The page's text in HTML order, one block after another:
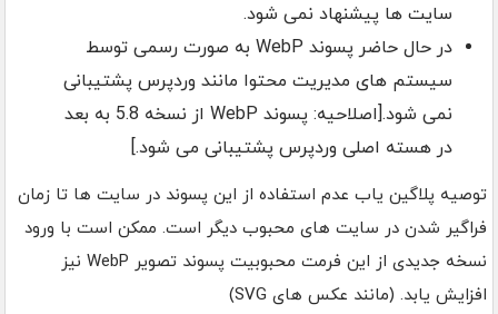
سایت ها پیشنهاد نمی شود.
در حال حاضر پسوند WebP به صورت رسمی توسط
سیستم های مدیریت محتوا مانند وردپرس پشتیبانی
نمی شود.[اصلاحیه: پسوند WebP از نسخه 5.8 به بعد
در هسته اصلی وردپرس پشتیبانی می شود.]
توصیه پلاگین یاب عدم استفاده از این پسوند در سایت ها تا زمان
فراگیر شدن در سایت های محبوب دیگر است. ممکن است با ورود
نسخه جدیدی از این فرمت محبوبیت پسوند تصویر WebP نیز
افزایش یابد. (مانند عکس های SVG)